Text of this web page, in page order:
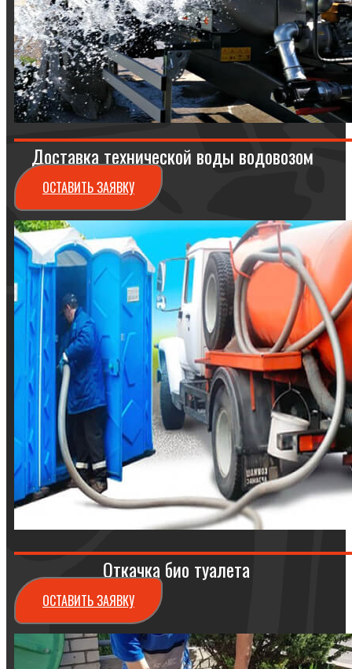
Доставка технической воды водовозом
ОСТАВИТЬ ЗАЯВКУ
Откачка био туалета
ОСТАВИТЬ ЗАЯВКУ